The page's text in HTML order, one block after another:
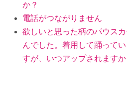
か？
電話がつながりません
欲しいと思った柄のパウス
んでした。着用して踊って
すが、いつアップされますか